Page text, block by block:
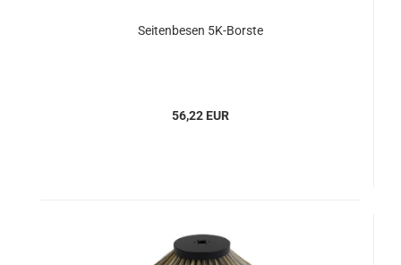
Seitenbesen 5K-Borste
56,22 EUR